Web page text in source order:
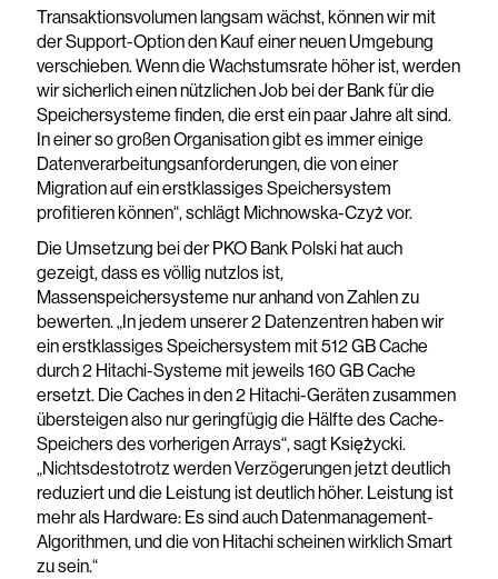
Transaktionsvolumen langsam wächst, können wir mit
der Support-Option den Kauf einer neuen Umgebung
verschieben. Wenn die Wachstumsrate höher ist, werden
wir sicherlich einen nützlichen Job bei der Bank für die
Speichersysteme finden, die erst ein paar Jahre alt sind.
In einer so großen Organisation gibt es immer einige
Datenverarbeitungsanforderungen, die von einer
Migration auf ein erstklassiges Speichersystem
profitieren können“, schlägt Michnowska-Czyż vor.
Die Umsetzung bei der PKO Bank Polski hat auch
gezeigt, dass es völlig nutzlos ist,
Massenspeichersysteme nur anhand von Zahlen zu
bewerten. „In jedem unserer 2 Datenzentren haben wir
ein erstklassiges Speichersystem mit 512 GB Cache
durch 2 Hitachi-Systeme mit jeweils 160 GB Cache
ersetzt. Die Caches in den 2 Hitachi-Geräten zusammen
übersteigen also nur geringfügig die Hälfte des Cache-
Speichers des vorherigen Arrays“, sagt Księżycki.
„Nichtsdestotrotz werden Verzögerungen jetzt deutlich
reduziert und die Leistung ist deutlich höher. Leistung ist
mehr als Hardware: Es sind auch Datenmanagement-
Algorithmen, und die von Hitachi scheinen wirklich Smart
zu sein.“